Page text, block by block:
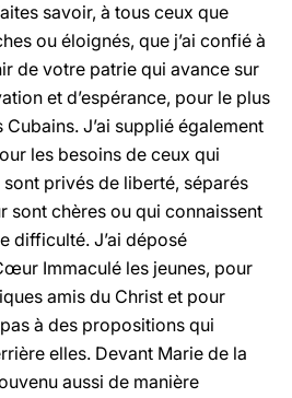
savoir, à tous ceux que
ou éloignés, que j’ai confié à
de votre patrie qui avance sur
et d’espérance, pour le plus
J’ai supplié également
les besoins de ceux qui
privés de liberté, séparés
sont chères ou qui connaissent
difficulté. J’ai déposé
Immaculé les jeunes, pour
amis du Christ et pour
à des propositions qui
elles. Devant Marie de la
aussi de manière